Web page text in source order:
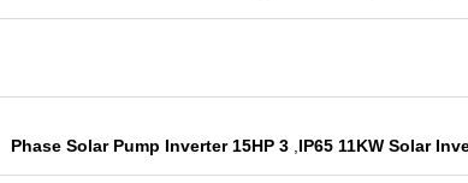
IP65 11KW Solar
3 Phase Solar Pump Inverter 15HP